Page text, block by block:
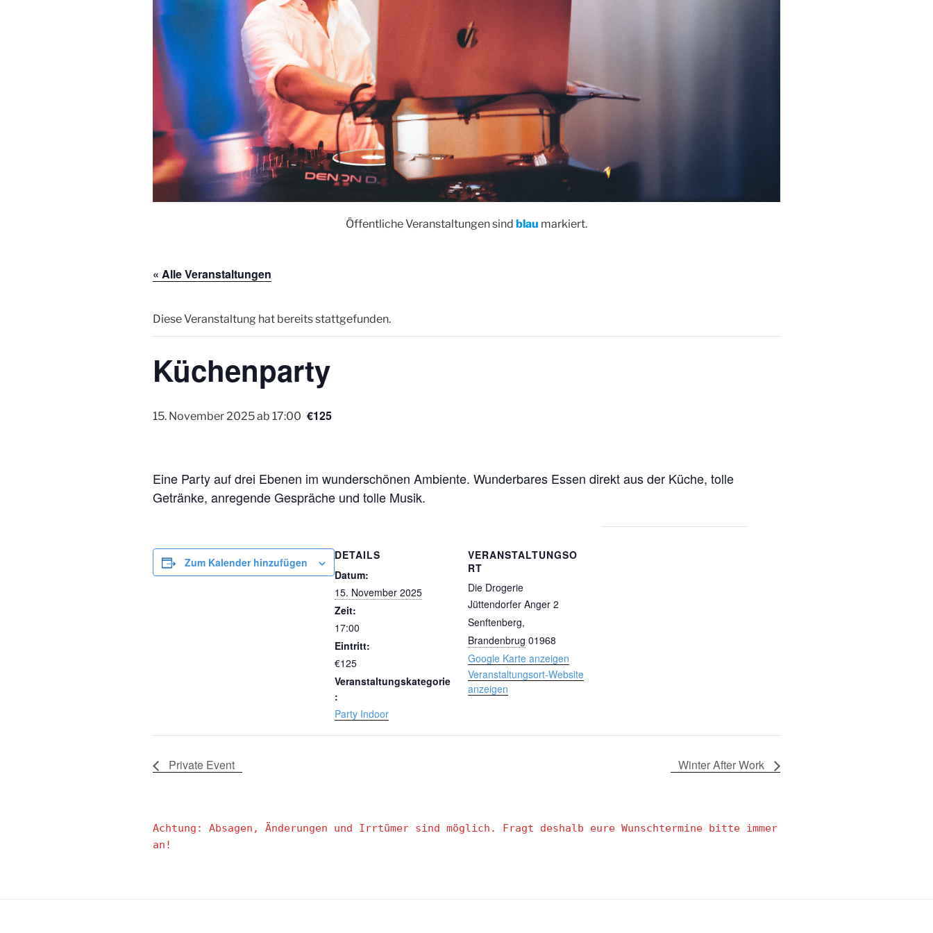
Öffentliche Veranstaltungen sind blau markiert.
« Alle Veranstaltungen
Diese Veranstaltung hat bereits stattgefunden.
Küchenparty
15. November 2025 ab 17:00 €125
Eine Party auf drei Ebenen im wunderschönen Ambiente. Wunderbares Essen direkt aus der Küche, tolle
Getränke, anregende Gespräche und tolle Musik.
Zum Kalender hinzufügen
DETAILS
Datum:
15. November 2025
Zeit:
17:00
Eintritt:
€125
Veranstaltungskategorie
:
Party Indoor
VERANSTALTUNGSO
RT
Die Drogerie
Jüttendorfer Anger 2
Senftenberg,
Brandenbrug 01968
Google Karte anzeigen
Veranstaltungsort-Website
anzeigen
Private Event Winter After Work
Achtung: Absagen, Änderungen und Irrtümer sind möglich. Fragt deshalb eure Wunschtermine bitte immer
an!